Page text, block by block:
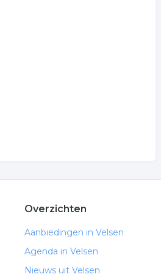
Overzichten
Aanbiedingen in Velsen
Agenda in Velsen
Nieuws uit Velsen